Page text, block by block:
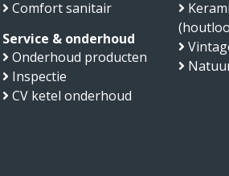
Comfort sanitair
Service & onderhoud
Onderhoud producten
Inspectie
CV ketel onderhoud